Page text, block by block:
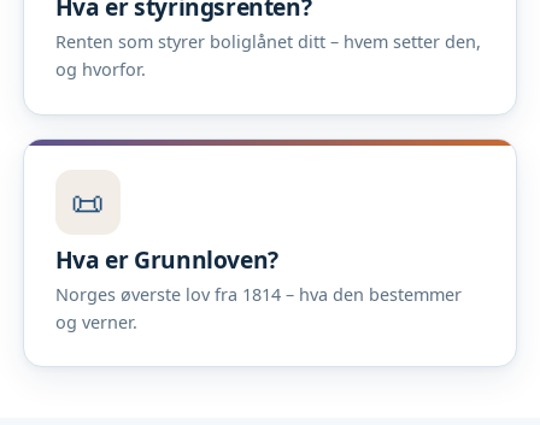
Hva er styringsrenten?
Renten som styrer boliglånet ditt – hvem setter den,
og hvorfor.
📜
Hva er Grunnloven?
Norges øverste lov fra 1814 – hva den bestemmer
og verner.